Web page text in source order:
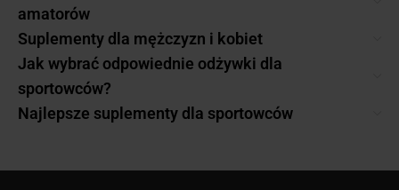
amatorów
Suplementy dla mężczyzn i kobiet
Jak wybrać odpowiednie odżywki dla
sportowców?
Najlepsze suplementy dla sportowców